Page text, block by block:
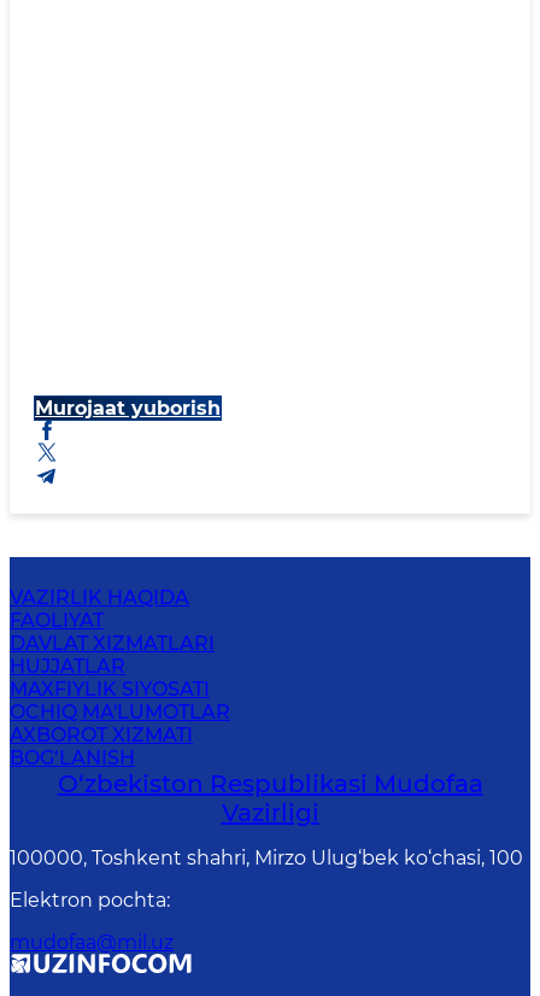
Murojaat yuborish
VAZIRLIK HAQIDA
FAOLIYAT
DAVLAT XIZMATLARI
HUJJATLAR
MAXFIYLIK SIYOSATI
OCHIQ MA'LUMOTLAR
AXBOROT XIZMATI
BOG‘LANISH
O‘zbekiston Respublikasi Mudofaa
Vazirligi
100000, Toshkent shahri, Mirzo Ulug‘bek ko‘chasi, 100
Elektron pochta:
mudofaa@mil.uz